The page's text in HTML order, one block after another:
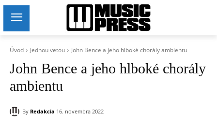
Úvod Jednou vetou John Bence a jeho hlboké chorály ambientu
John Bence a jeho hlboké chorály
ambientu
By Redakcia 16. novembra 2022